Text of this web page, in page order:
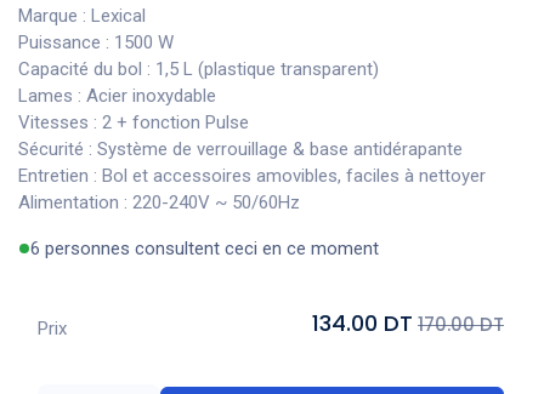
Marque : Lexical
Puissance : 1500 W
Capacité du bol : 1,5 L (plastique transparent)
Lames : Acier inoxydable
Vitesses : 2 + fonction Pulse
Sécurité : Système de verrouillage & base antidérapante
Entretien : Bol et accessoires amovibles, faciles à nettoyer
Alimentation : 220-240V ~ 50/60Hz
6 personnes consultent ceci en ce moment
Prix 134.00 DT 170.00 DT